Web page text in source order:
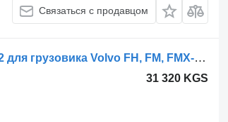
Связаться с продавцом
Главный тормозной кран Volvo ФХ (01.12-) 21107842 для грузовика Volvo FH, FM, FMX-4 series (2013-)
31 320 KGS